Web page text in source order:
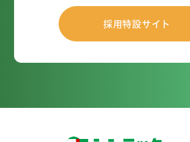
採用特設サイト